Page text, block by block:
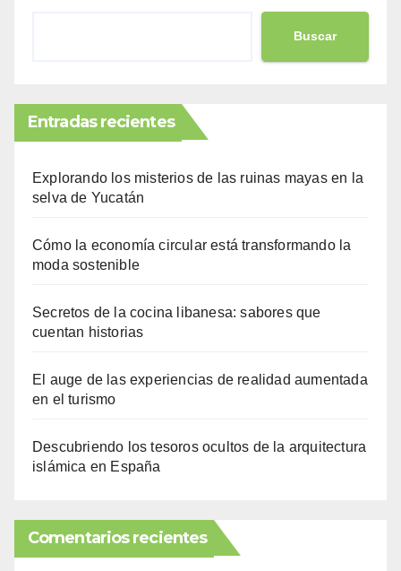
Buscar
Entradas recientes
Explorando los misterios de las ruinas mayas en la
selva de Yucatán
Cómo la economía circular está transformando la
moda sostenible
Secretos de la cocina libanesa: sabores que
cuentan historias
El auge de las experiencias de realidad aumentada
en el turismo
Descubriendo los tesoros ocultos de la arquitectura
islámica en España
Comentarios recientes